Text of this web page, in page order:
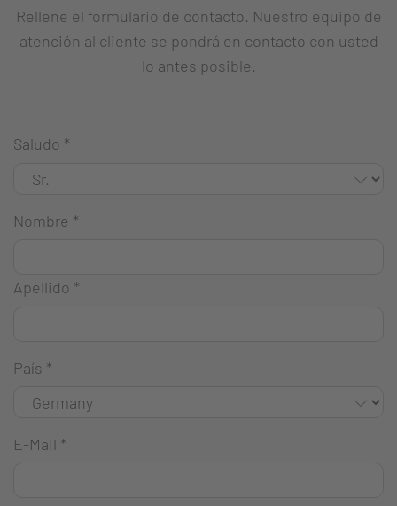
Rellene el formulario de contacto. Nuestro equipo de
atención al cliente se pondrá en contacto con usted
lo antes posible.
Saludo *
Nombre *
Apellido *
País *
E-Mail *